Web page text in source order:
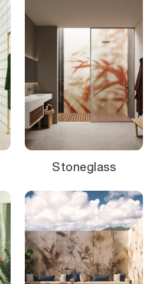
Stoneglass